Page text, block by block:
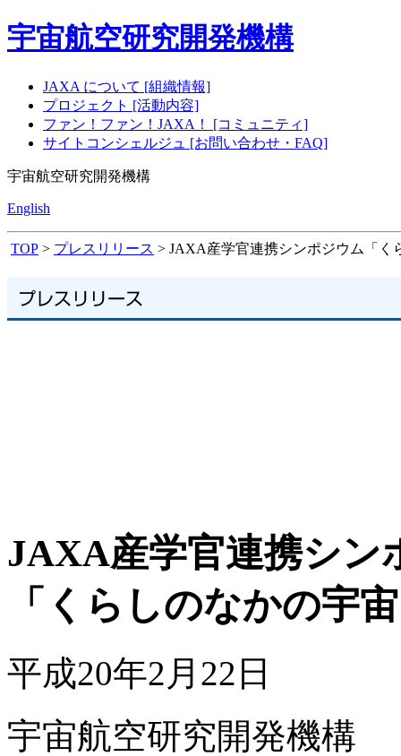
宇宙航空研究開発機構
JAXA について [組織情報]
プロジェクト [活動内容]
ファン！ファン！JAXA！ [コミュニティ]
サイトコンシェルジュ [お問い合わせ・FAQ]
宇宙航空研究開発機構
English
TOP > プレスリリース > JAXA産学官連携シンポジウム「く
JAXA産学官連携シン
「くらしのなかの宇
平成20年2月22日
宇宙航空研究開発機構